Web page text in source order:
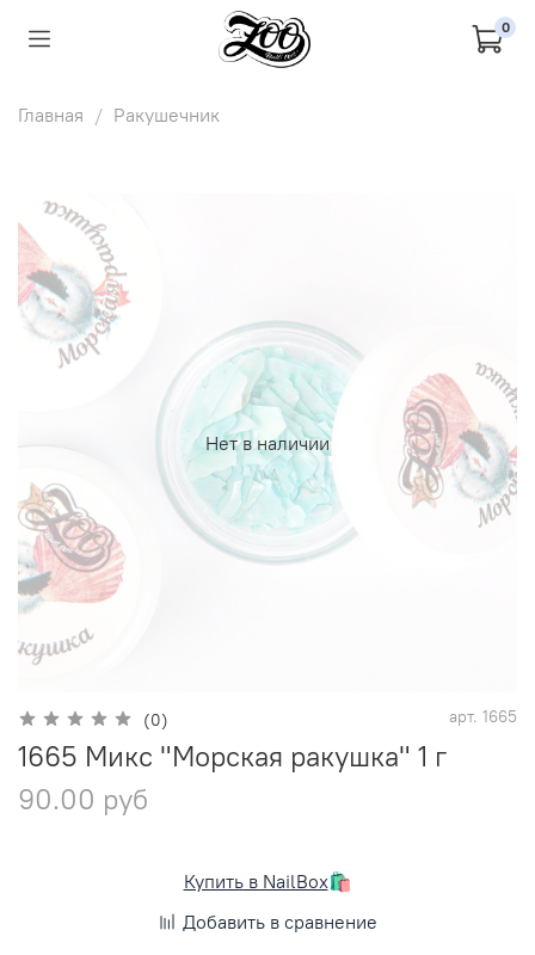
0
Главная Ракушечник
Нет в наличии
(0) арт. 1665
1665 Микс "Морская ракушка" 1 г
90.00 руб
Купить в NailBox🛍️
Добавить в сравнение